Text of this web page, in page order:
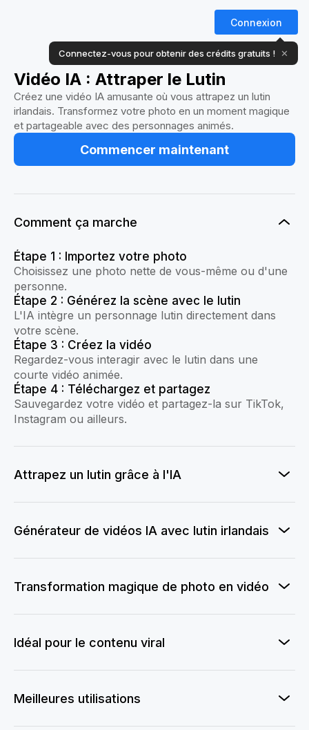
Connexion
Connectez-vous pour obtenir des crédits gratuits ! ✕
Vidéo IA : Attraper le Lutin
Créez une vidéo IA amusante où vous attrapez un lutin
irlandais. Transformez votre photo en un moment magique
et partageable avec des personnages animés.
Commencer maintenant
Comment ça marche
Étape 1 : Importez votre photo
Choisissez une photo nette de vous-même ou d'une
personne.
Étape 2 : Générez la scène avec le lutin
L'IA intègre un personnage lutin directement dans
votre scène.
Étape 3 : Créez la vidéo
Regardez-vous interagir avec le lutin dans une
courte vidéo animée.
Étape 4 : Téléchargez et partagez
Sauvegardez votre vidéo et partagez-la sur TikTok,
Instagram ou ailleurs.
Attrapez un lutin grâce à l'IA
Générateur de vidéos IA avec lutin irlandais
Transformation magique de photo en vidéo
Idéal pour le contenu viral
Meilleures utilisations